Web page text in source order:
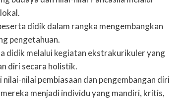
didik dalam rangka mengembangkan
pengetahuan.
didik melalui kegiatan ekstrakurikuler yang
diri secara holistik.
nilai pembiasaan dan pengembangan diri
menjadi individu yang mandiri, kritis,